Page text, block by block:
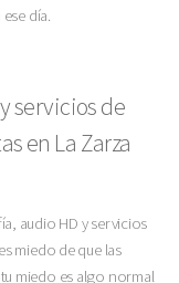
día.
servicios de
en La Zarza
audio HD y servicios
miedo de que las
miedo es algo normal